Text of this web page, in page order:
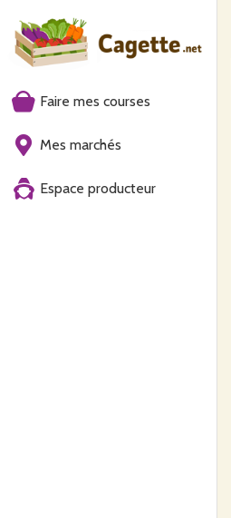
Faire mes courses
Mes marchés
Espace producteur